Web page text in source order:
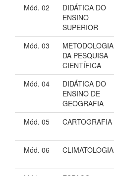
Mód. 02
DIDÁTICA DO
ENSINO
SUPERIOR
Mód. 03
METODOLOGIA
DA PESQUISA
CIENTÍFICA
Mód. 04
DIDÁTICA DO
ENSINO DE
GEOGRAFIA
Mód. 05 CARTOGRAFIA
Mód. 06
CLIMATOLOGIA